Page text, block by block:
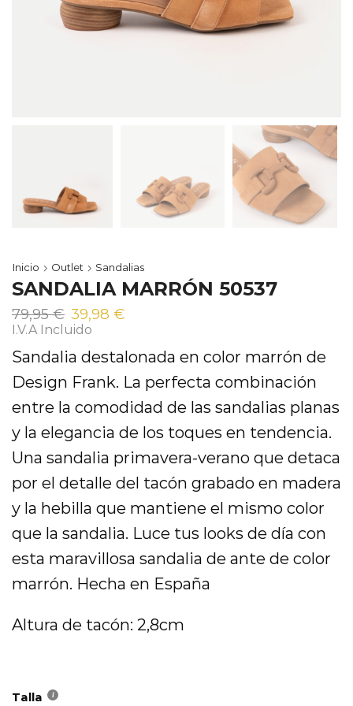
Inicio Outlet Sandalias
SANDALIA MARRÓN 50537
79,95€ El
precio
original
era:
79,95 €.
39,98 €
actual
es:
39,98 €.
I.V.A Incluido
Sandalia destalonada en color marrón de
Design Frank. La perfecta combinación
entre la comodidad de las sandalias planas
y la elegancia de los toques en tendencia.
Una sandalia primavera-verano que detaca
por el detalle del tacón grabado en madera
y la hebilla que mantiene el mismo color
que la sandalia. Luce tus looks de día con
esta maravillosa sandalia de ante de color
marrón. Hecha en España
Altura de tacón: 2,8cm
Talla